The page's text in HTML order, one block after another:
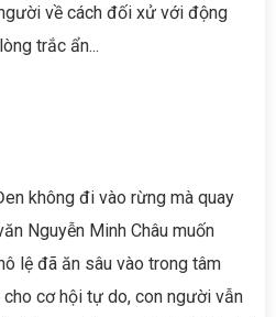
về cách đối xử với động
trắc ẩn...
không đi vào rừng mà quay
Nguyễn Minh Châu muốn
lệ đã ăn sâu vào trong tâm
cơ hội tự do, con người vẫn